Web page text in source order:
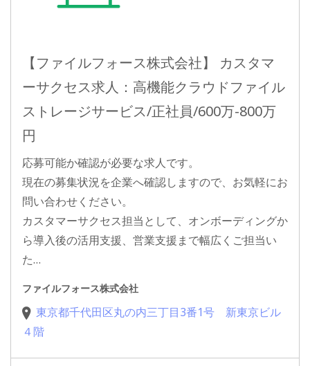
【ファイルフォース株式会社】 カスタマ
ーサクセス求人：高機能クラウドファイル
ストレージサービス/正社員/600万-800万
円
応募可能か確認が必要な求人です。
現在の募集状況を企業へ確認しますので、お気軽にお
問い合わせください。
カスタマーサクセス担当として、オンボーディングか
ら導入後の活用支援、営業支援まで幅広くご担当い
た…
ファイルフォース株式会社
東京都千代田区丸の内三丁目3番1号 新東京ビル
４階